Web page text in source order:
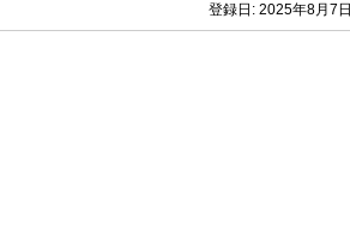
登録日: 2025年8月7日